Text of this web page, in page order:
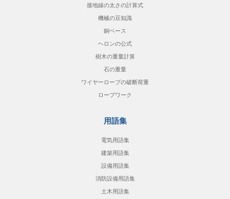
接地線の太さの計算式
機械の豆知識
銅ベース
ヘロンの公式
樹木の重量計算
石の重量
ワイヤーロープの破断荷重
ロープワーク
用語集
電気用語集
建築用語集
設備用語集
消防設備用語集
土木用語集